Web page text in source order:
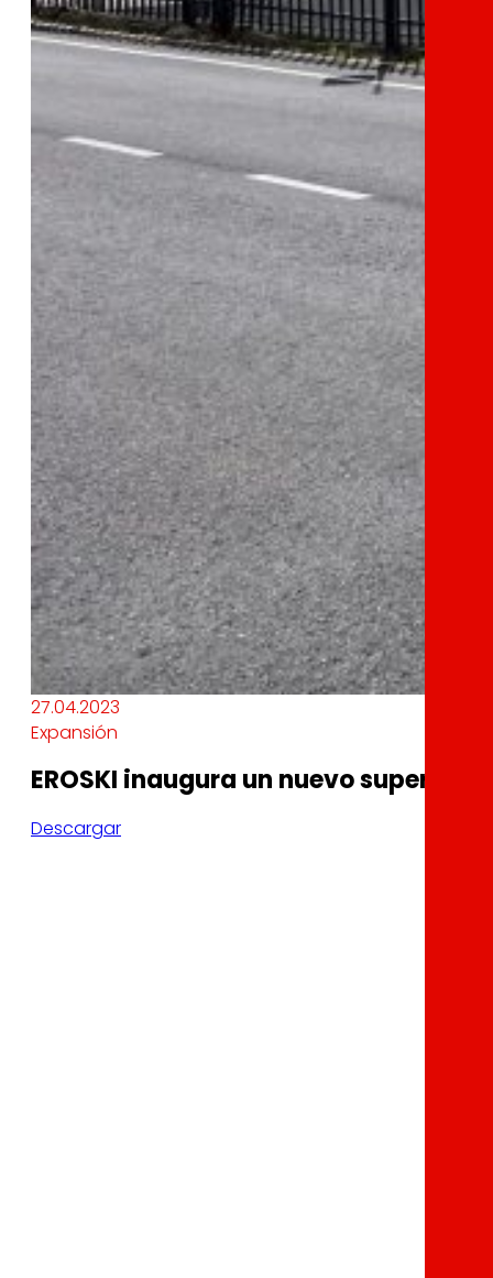
27.04.2023
Expansión
EROSKI inaugura un nuevo
Descargar